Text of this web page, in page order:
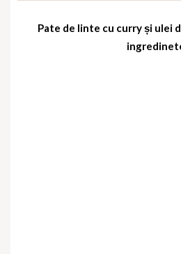
Pate de linte cu curry și ulei